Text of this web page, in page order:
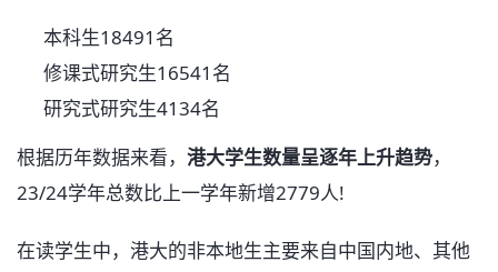
本科生18491名
修课式研究生16541名
研究式研究生4134名
根据历年数据来看， 港大学生数量呈逐年上升趋势，
23/24学年总数比上一学年新增2779人!
在读学生中，港大的非本地生主要来自中国内地、其他